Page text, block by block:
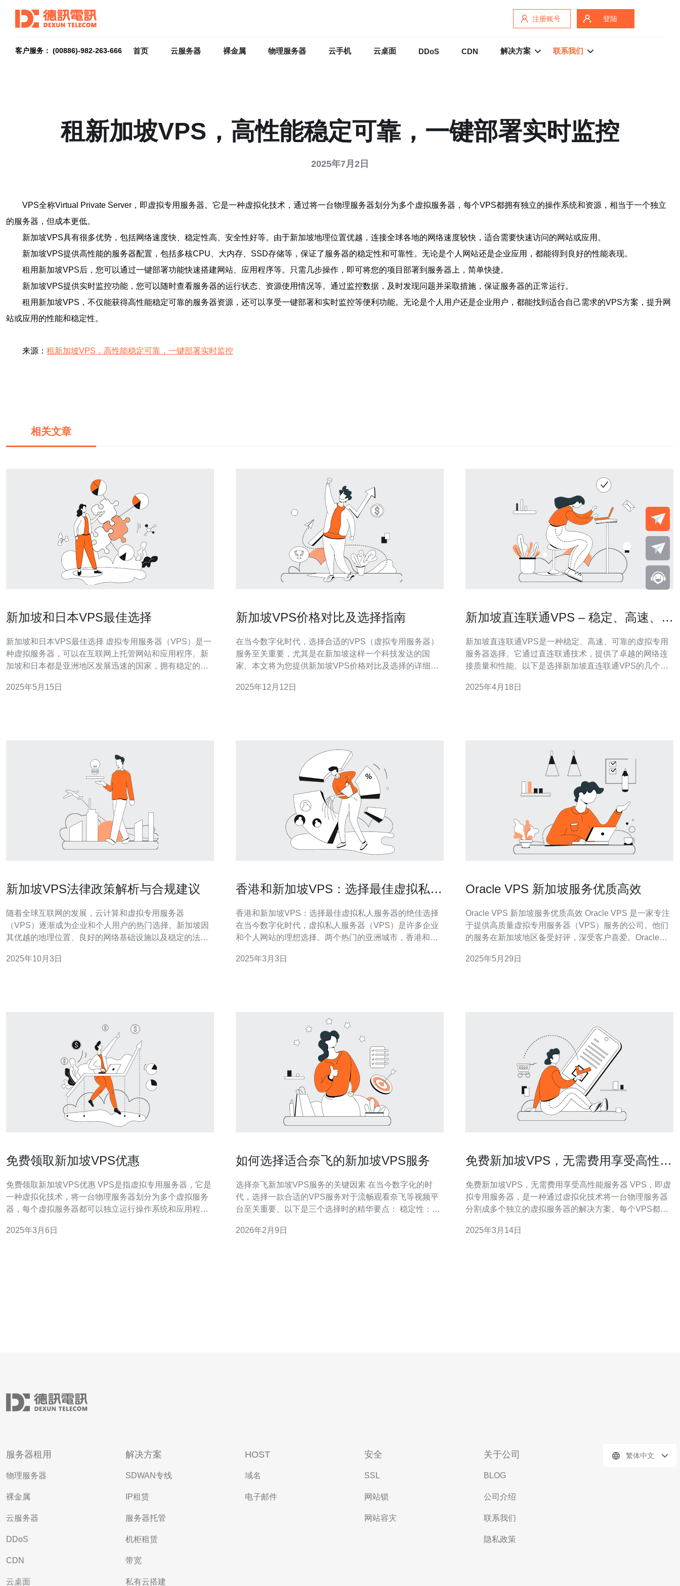
注册账号 登陆
客户服务： (00886)-982-263-666 首页 云服务器 裸金属 物理服务器 云手机 云桌面 DDoS CDN 解决方案 联系我们
租新加坡VPS，高性能稳定可靠，一键部署实时监控
2025年7月2日
VPS全称Virtual Private Server，即虚拟专用服务器。它是一种虚拟化技术，通过将一台物理服务器划分为多个虚拟服务器，每个VPS都拥有独立的操作系统和资源，相当于一个独立
的服务器，但成本更低。
新加坡VPS具有很多优势，包括网络速度快、稳定性高、安全性好等。由于新加坡地理位置优越，连接全球各地的网络速度较快，适合需要快速访问的网站或应用。
新加坡VPS提供高性能的服务器配置，包括多核CPU、大内存、SSD存储等，保证了服务器的稳定性和可靠性。无论是个人网站还是企业应用，都能得到良好的性能表现。
租用新加坡VPS后，您可以通过一键部署功能快速搭建网站、应用程序等。只需几步操作，即可将您的项目部署到服务器上，简单快捷。
新加坡VPS提供实时监控功能，您可以随时查看服务器的运行状态、资源使用情况等。通过监控数据，及时发现问题并采取措施，保证服务器的正常运行。
租用新加坡VPS，不仅能获得高性能稳定可靠的服务器资源，还可以享受一键部署和实时监控等便利功能。无论是个人用户还是企业用户，都能找到适合自己需求的VPS方案，提升网
站或应用的性能和稳定性。
来源： 租新加坡VPS，高性能稳定可靠，一键部署实时监控
相关文章
新加坡和日本VPS最佳选择
新加坡和日本VPS最佳选择 虚拟专用服务器（VPS）是一
种虚拟服务器，可以在互联网上托管网站和应用程序。新
加坡和日本都是亚洲地区发展迅速的国家，拥有稳定的网
日本购买VPS是一个不错的选择。 新加坡是一个国际化程
2025年5月15日
新加坡VPS价格对比及选择指南
在当今数字化时代，选择合适的VPS（虚拟专用服务器）
服务至关重要，尤其是在新加坡这样一个科技发达的国
家。本文将为您提供新加坡VPS价格对比及选择的详细指
场情况、比较不同服务商的价格、选择合适VPS的步骤以
2025年12月12日
新加坡直连联通VPS – 稳定、高速、可
新加坡直连联通VPS是一种稳定、高速、可靠的虚拟专用
服务器选择。它通过直连联通技术，提供了卓越的网络连
接质量和性能。以下是选择新加坡直连联通VPS的几个主
常稳定。直连联通技术消除了中间节点，从而降低了网络
2025年4月18日
新加坡VPS法律政策解析与合规建议
随着全球互联网的发展，云计算和虚拟专用服务器
（VPS）逐渐成为企业和个人用户的热门选择。新加坡因
其优越的地理位置、良好的网络基础设施以及稳定的法律
法律政策和合规要求，用户在选择服务时需要有清晰的了
2025年10月3日
香港和新加坡VPS：选择最佳虚拟私人
香港和新加坡VPS：选择最佳虚拟私人服务器的绝佳选择
在当今数字化时代，虚拟私人服务器（VPS）是许多企业
和个人网站的理想选择。两个热门的亚洲城市，香港和新
能和可靠性。本文将介绍香港和新加坡的VPS，并探讨为
2025年3月3日
Oracle VPS 新加坡服务优质高效
Oracle VPS 新加坡服务优质高效 Oracle VPS 是一家专注
于提供高质量虚拟专用服务器（VPS）服务的公司。他们
的服务在新加坡地区备受好评，深受客户喜爱。Oracle
业和个人用户的理想选择。 Oracle VPS 在新加坡拥有先
2025年5月29日
免费领取新加坡VPS优惠
免费领取新加坡VPS优惠 VPS是指虚拟专用服务器，它是
一种虚拟化技术，将一台物理服务器划分为多个虚拟服务
器，每个虚拟服务器都可以独立运行操作系统和应用程
的网络设施和快速稳定的互联网连接。选择新加坡VPS可
2025年3月6日
如何选择适合奈飞的新加坡VPS服务
选择奈飞新加坡VPS服务的关键因素 在当今数字化的时
代，选择一款合适的VPS服务对于流畅观看奈飞等视频平
台至关重要。以下是三个选择时的精华要点： 稳定性：确
够提供快速网络连接的VPS，以提升观看体验。 安全性：
2026年2月9日
免费新加坡VPS，无需费用享受高性能
免费新加坡VPS，无需费用享受高性能服务器 VPS，即虚
拟专用服务器，是一种通过虚拟化技术将一台物理服务器
分割成多个独立的虚拟服务器的解决方案。每个VPS都具
新加坡作为一个亚洲的科技中心，拥有卓越的网络基础设
2025年3月14日
服务器租用
物理服务器
裸金属
云服务器
DDoS
CDN
云桌面
解决方案
SDWAN专线
IP租赁
服务器托管
机柜租赁
带宽
私有云搭建
HOST
域名
电子邮件
安全
SSL
网站锁
网站容灾
关于公司
BLOG
公司介绍
联系我们
隐私政策
繁体中文